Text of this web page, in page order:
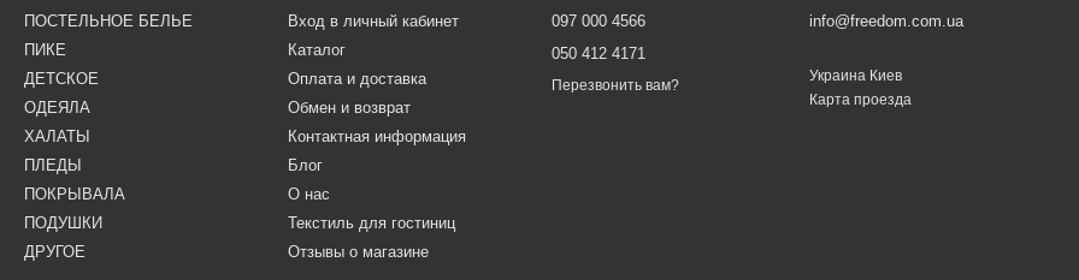
ПОСТЕЛЬНОЕ БЕЛЬЕ
ПИКЕ
ДЕТСКОЕ
ОДЕЯЛА
ХАЛАТЫ
ПЛЕДЫ
ПОКРЫВАЛА
ПОДУШКИ
ДРУГОЕ
Вход в личный кабинет
Каталог
Оплата и доставка
Обмен и возврат
Контактная информация
Блог
О нас
Текстиль для гостиниц
Отзывы о магазине
097 000 4566
050 412 4171
Перезвонить вам?
info@freedom.com.ua
Украина Киев
Карта проезда